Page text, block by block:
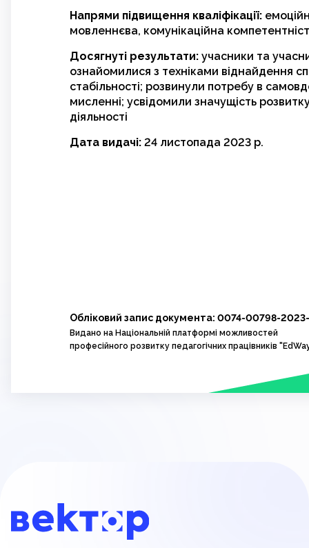
Напрями підвищення кваліфікації:
мовленнєва, комунікаційна
Досягнуті результати: учасники та
ознайомилися з техніками віднайдення
стабільності; розвинули потребу в
мисленні; усвідомили значущість
діяльності
Дата видачі: 24 листопада 2023 р.
Обліковий запис документа: 0074-00798-
Видано на Національній платформі можливостей
професійного розвитку педагогічних працівників